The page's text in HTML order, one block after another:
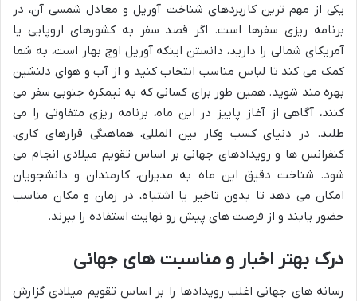
یکی از مهم ترین کاربردهای شناخت آوریل و معادل شمسی آن، در
برنامه ریزی سفرها است. اگر قصد سفر به کشورهای اروپایی یا
آمریکای شمالی را دارید، دانستن اینکه آوریل اوج بهار است، به شما
کمک می کند تا لباس مناسب انتخاب کنید و از آب و هوای دلنشین
بهره مند شوید. همین طور برای کسانی که به نیمکره جنوبی سفر می
کنند، آگاهی از آغاز پاییز در این ماه، برنامه ریزی متفاوتی را می
طلبد. در دنیای کسب وکار بین المللی، هماهنگی قرارهای کاری،
کنفرانس ها و رویدادهای جهانی بر اساس تقویم میلادی انجام می
شود. شناخت دقیق این ماه به مدیران، کارمندان و دانشجویان
امکان می دهد تا بدون تاخیر یا اشتباه، در زمان و مکان مناسب
حضور یابند و از فرصت های پیش رو نهایت استفاده را ببرند.
درک بهتر اخبار و مناسبت های جهانی
رسانه های جهانی اغلب رویدادها را بر اساس تقویم میلادی گزارش